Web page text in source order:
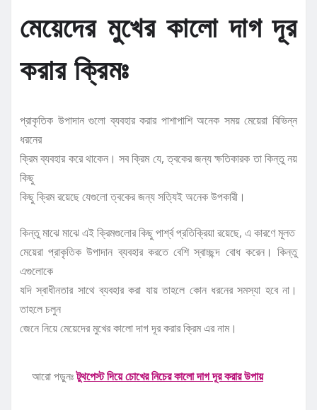
মেয়েদের মুখের কালো দাগ দূর
করার ক্রিমঃ
প্রাকৃতিক উপাদান গুলো ব্যবহার করার পাশাপাশি অনেক সময় মেয়েরা বিভিন্ন
ধরনের
ক্রিম ব্যবহার করে থাকেন। সব ক্রিম যে, ত্বকের জন্য ক্ষতিকারক তা কিন্তু নয়
কিছু
কিছু ক্রিম রয়েছে যেগুলো ত্বকের জন্য সত্যিই অনেক উপকারী।
কিন্তু মাঝে মাঝে এই ক্রিমগুলোর কিছু পার্শ্ব প্রতিক্রিয়া রয়েছে, এ কারণে মূলত
মেয়েরা প্রাকৃতিক উপাদান ব্যবহার করতে বেশি স্বাচ্ছন্দ বোধ করেন। কিন্তু
এগুলোকে
যদি স্বাধীনতার সাথে ব্যবহার করা যায় তাহলে কোন ধরনের সমস্যা হবে না।
তাহলে চলুন
জেনে নিয়ে মেয়েদের মুখের কালো দাগ দূর করার ক্রিম এর নাম।
আরো পড়ুনঃটুথপেস্ট দিয়ে চোখের নিচের কালো দাগ দূর করার উপায়